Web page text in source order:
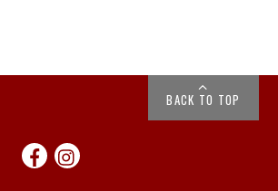
BACK TO TOP